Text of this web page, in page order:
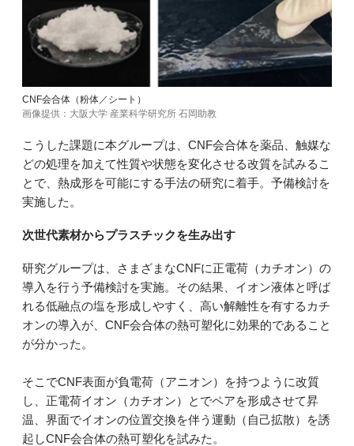
CNF会合体（粉体／シート）
画像提供：大阪大学 産業科学研究所 石岡助教
こうした課題に本グループは、CNF会合体を薬品、触媒な
どの処理を加えて性質や状態を変化させる改質を試みるこ
とで、熱成形を可能にする手法の研究に着手。予備検討を
実施した。
次世代素材からプラスチックを生み出す
研究グループは、さまざまなCNFに正電荷（カチオン）の
導入を行う予備検討を実施。その結果、イオン液体と呼ば
れる低融点の塩を形成しやすく、高い解離性を有するカチ
オンの導入が、CNF会合体の熱可塑化に効果的であること
が分かった。
そこでCNF表面が負電荷（アニオン）を持つように改質
し、正電荷イオン（カチオン）とでペアを形成させて昇
温、界面でイオンの位置交換を伴う運動（自己拡散）を誘
起しCNF会合体の熱可塑化を試みた。